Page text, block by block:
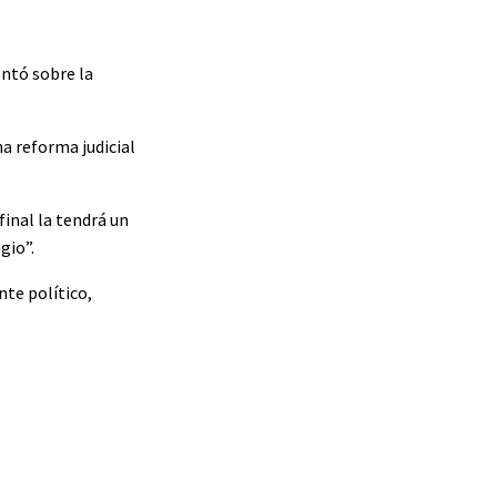
sobre la
reforma judicial
la tendrá un
político,